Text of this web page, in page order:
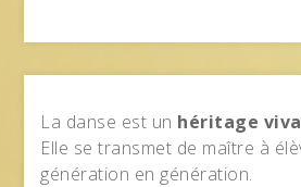
La danse est un héritage
Elle se transmet de maître à
génération en génération.